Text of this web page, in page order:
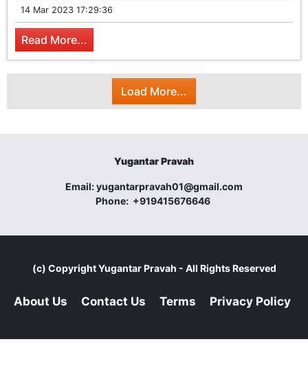
14 Mar 2023 17:29:36
Read More...
Load More...
Yugantar Pravah
Email:yugantarpravah01@gmail.com
Phone: +919415676646
(c) CopyrightYugantar Pravah - All Rights Reserved
About Us Contact Us Terms Privacy Policy